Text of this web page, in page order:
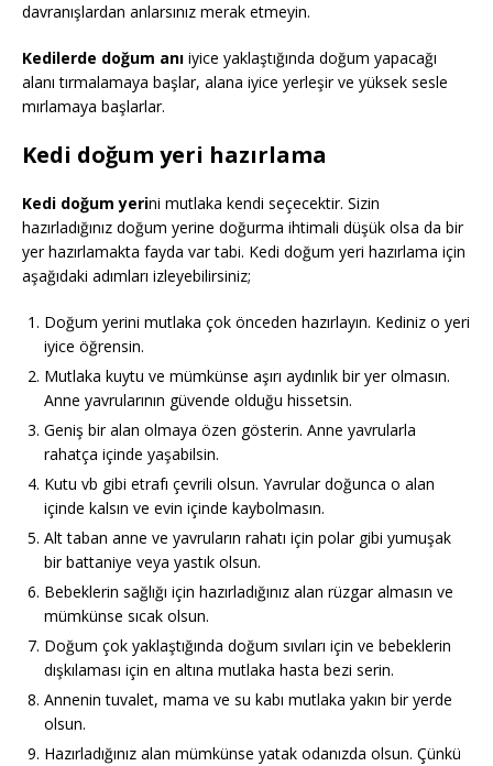
davranışlardan anlarsınız merak etmeyin.
Kedilerde doğum anı iyice yaklaştığında doğum yapacağı
alanı tırmalamaya başlar, alana iyice yerleşir ve yüksek sesle
mırlamaya başlarlar.
Kedi doğum yeri hazırlama
Kedi doğum yerini mutlaka kendi seçecektir. Sizin
hazırladığınız doğum yerine doğurma ihtimali düşük olsa da bir
yer hazırlamakta fayda var tabi. Kedi doğum yeri hazırlama için
aşağıdaki adımları izleyebilirsiniz;
Doğum yerini mutlaka çok önceden hazırlayın. Kediniz o yeri
iyice öğrensin.
Mutlaka kuytu ve mümkünse aşırı aydınlık bir yer olmasın.
Anne yavrularının güvende olduğu hissetsin.
Geniş bir alan olmaya özen gösterin. Anne yavrularla
rahatça içinde yaşabilsin.
Kutu vb gibi etrafı çevrili olsun. Yavrular doğunca o alan
içinde kalsın ve evin içinde kaybolmasın.
Alt taban anne ve yavruların rahatı için polar gibi yumuşak
bir battaniye veya yastık olsun.
Bebeklerin sağlığı için hazırladığınız alan rüzgar almasın ve
mümkünse sıcak olsun.
Doğum çok yaklaştığında doğum sıvıları için ve bebeklerin
dışkılaması için en altına mutlaka hasta bezi serin.
Annenin tuvalet, mama ve su kabı mutlaka yakın bir yerde
olsun.
Hazırladığınız alan mümkünse yatak odanızda olsun. Çünkü